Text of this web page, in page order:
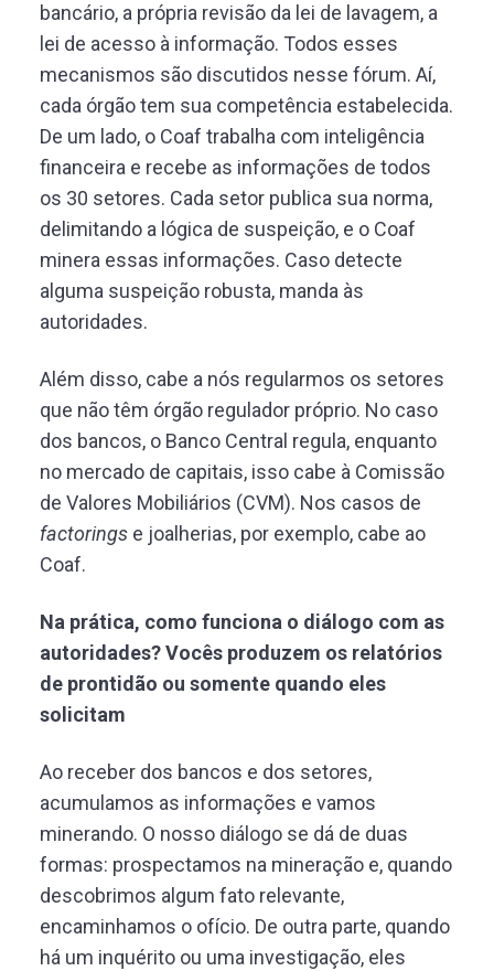
bancário, a própria revisão da lei de lavagem, a
lei de acesso à informação. Todos esses
mecanismos são discutidos nesse fórum. Aí,
cada órgão tem sua competência estabelecida.
De um lado, o Coaf trabalha com inteligência
financeira e recebe as informações de todos
os 30 setores. Cada setor publica sua norma,
delimitando a lógica de suspeição, e o Coaf
minera essas informações. Caso detecte
alguma suspeição robusta, manda às
autoridades.
Além disso, cabe a nós regularmos os setores
que não têm órgão regulador próprio. No caso
dos bancos, o Banco Central regula, enquanto
no mercado de capitais, isso cabe à Comissão
de Valores Mobiliários (CVM). Nos casos de
factorings e joalherias, por exemplo, cabe ao
Coaf.
Na prática, como funciona o diálogo com as
autoridades? Vocês produzem os relatórios
de prontidão ou somente quando eles
solicitam
Ao receber dos bancos e dos setores,
acumulamos as informações e vamos
minerando. O nosso diálogo se dá de duas
formas: prospectamos na mineração e, quando
descobrimos algum fato relevante,
encaminhamos o ofício. De outra parte, quando
há um inquérito ou uma investigação, eles